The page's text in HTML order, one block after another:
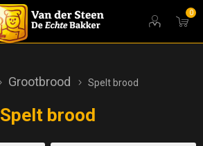
0
Grootbrood Spelt brood
Spelt brood